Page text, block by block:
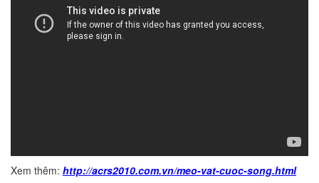
Xem thêm: http://acrs2010.com.vn/meo-vat-cuoc-song.html